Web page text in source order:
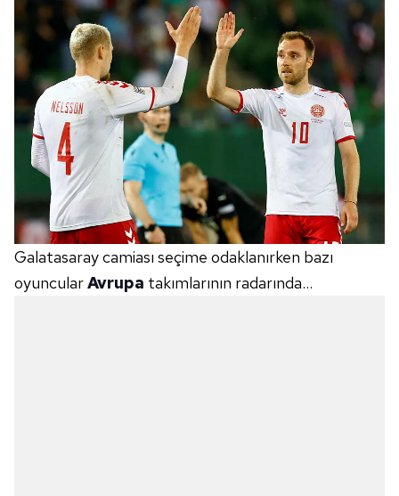
Galatasaray camiası seçime odaklanırken bazı
oyuncularAvrupa takımlarının radarında…